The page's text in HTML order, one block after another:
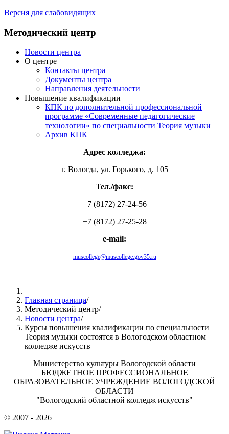
Версия для слабовидящих
Методический центр
Новости центра
О центре
Контакты центра
Документы центра
Направления деятельности
Повышение квалификации
КПК по дополнительной профессиональной
программе «Современные педагогические
технологии» по специальности Теория музыки
Архив КПК
Адрес колледжа:
г. Вологда, ул. Горького, д. 105
Тел./факс:
+7 (8172) 27-24-56
+7 (8172) 27-25-28
e-mail:
muscollege@muscollege.gov35.ru
Главная страница/
Методический центр/
Новости центра/
Курсы повышения квалификации по специальности
Теория музыки состоятся в Вологодском областном
колледже искусств
Министерство культуры Вологодской области
БЮДЖЕТНОЕ ПРОФЕССИОНАЛЬНОЕ
ОБРАЗОВАТЕЛЬНОЕ УЧРЕЖДЕНИЕ ВОЛОГОДСКОЙ
ОБЛАСТИ
"Вологодский областной колледж искусств"
© 2007 - 2026